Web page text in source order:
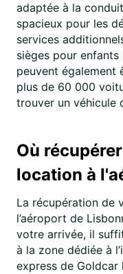
adaptée à la
spacieux pour les
services
sièges pour enfants
peuvent également
plus de 60 000
trouver un véhicule
Où
location à
La récupération de
l’aéroport de
votre arrivée, il
à la zone dédiée à
express de Goldcar